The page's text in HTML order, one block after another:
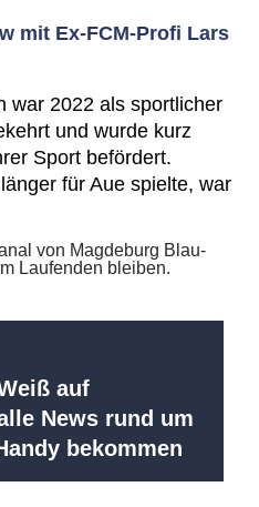
mit Ex-FCM-Profi Lars
war 2022 als sportlicher
und wurde kurz
Sport befördert.
für Aue spielte, war
auf
News rund um
bekommen